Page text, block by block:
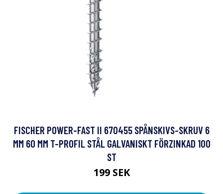
FISCHER POWER-FAST II 670455 SPÅNSKIVS-SKRUV 6
MM 60 MM T-PROFIL STÅL GALVANISKT FÖRZINKAD 100
ST
199 SEK